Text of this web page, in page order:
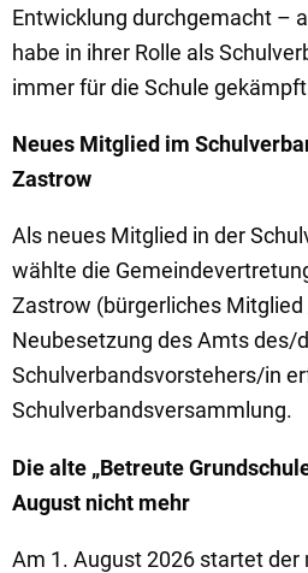
Entwicklung durchgemacht –
habe in ihrer Rolle als
immer für die Schule
Neues Mitglied im
Zastrow
Als neues Mitglied in der
wählte die
Zastrow (bürgerliches Mitglied
Neubesetzung des Amts des/
Schulverbandsvorstehers/in
Schulverbandsversammlung.
Die alte „Betreute
August nicht mehr
Am 1. August 2026 startet der